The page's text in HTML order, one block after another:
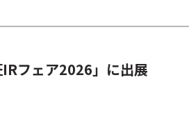
IRフェア2026」に出展